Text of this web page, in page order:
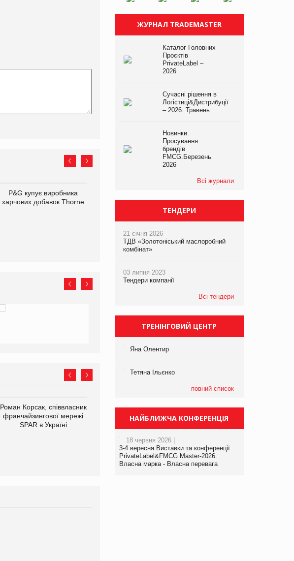
P&G купує виробника
харчових добавок Thorne
знищення своєї продукції
на складі після російської
хвостатих: у VARUS
Роман Корсак, співвласник
франчайзингової мережі
SPAR в Україні
Олексій Логачов-Михайлов
Файно маркет Директор
Яна Сараніна, директор
компанії «УкраМарин»
ЖУРНАЛ TRADEMASTER
Каталог Головних
Проєктів
PrivateLabel –
2026
Сучасні рішення в
Логістиці&Дистрибуції
– 2026. Травень
Новинки.
Просування
брендів
FMCG.Березень
2026
Всі журнали
ТЕНДЕРИ
21 січня 2026
ТДВ «Золотоніський маслоробний
комбінат»
03 липня 2023
Тендери компанії
Всі тендери
ТРЕНІНГОВИЙ ЦЕНТР
Яна Олентир
Тетяна Ільєнко
повний список
НАЙБЛИЖЧА КОНФЕРЕНЦІЯ
18 червня 2026 |
3-4 вересня Виставки та конференції
PrivateLabel&FMCG Master-2026:
Власна марка - Власна перевага